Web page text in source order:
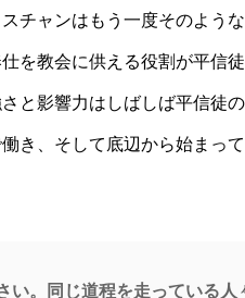
チャンはもう一度そのよう
を教会に供える役割が平信
と影響力はしばしば平信徒
き、そして底辺から始まって
い。同じ道程を走っている